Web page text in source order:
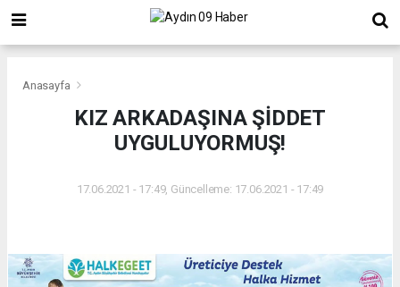
Anasayfa
KIZ ARKADAŞINA ŞİDDET
UYGULUYORMUŞ!
17.06.2021 - 17:49, Güncelleme: 17.06.2021 - 17:49